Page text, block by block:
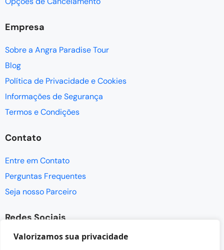
Valorizamos sua privacidade
Empresa
Sobre a Angra Paradise Tour
Blog
Política de Privacidade e Cookies
Informações de Segurança
Termos e Condições
Contato
Entre em Contato
Perguntas Frequentes
Seja nosso Parceiro
Redes Sociais